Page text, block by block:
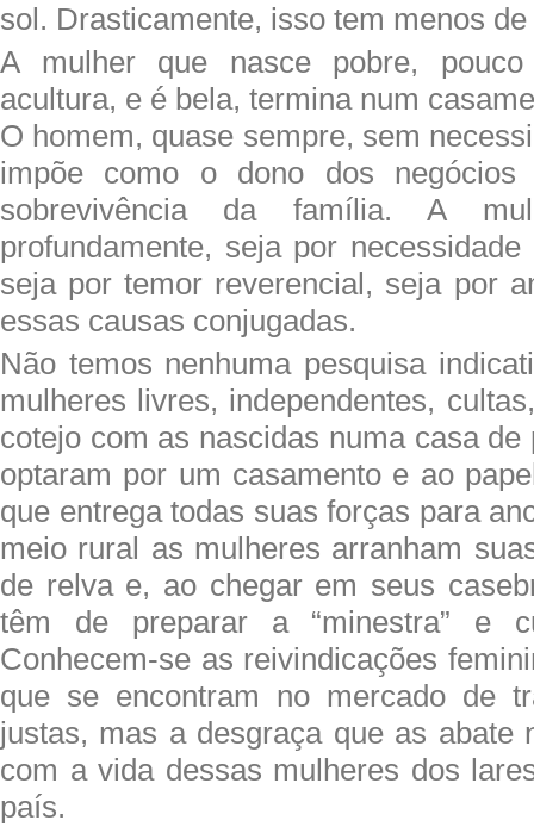
sol. Drasticamente, isso tem menos
A mulher que nasce pobre,
acultura, e é bela, termina num
O homem, quase sempre, sem
impõe como o dono dos
sobrevivência da família. A
profundamente, seja por
seja por temor reverencial, seja por
essas causas conjugadas.
Não temos nenhuma pesquisa
mulheres livres, independentes,
cotejo com as nascidas numa casa de
optaram por um casamento e ao
que entrega todas suas forças para
meio rural as mulheres arranham
de relva e, ao chegar em seus
têm de preparar a “minestra” e
Conhecem-se as reivindicações
que se encontram no mercado de
justas, mas a desgraça que as abate
com a vida dessas mulheres dos
país.